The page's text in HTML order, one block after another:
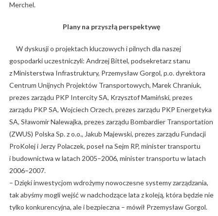
Merchel.
Plany na przyszłą perspektywę
W dyskusji o projektach kluczowych i pilnych dla naszej
gospodarki uczestniczyli: Andrzej Bittel, podsekretarz stanu
z Ministerstwa Infrastruktury, Przemysław Gorgol, p.o. dyrektora
Centrum Unijnych Projektów Transportowych, Marek Chraniuk,
prezes zarządu PKP Intercity SA, Krzysztof Mamiński, prezes
zarządu PKP SA, Wojciech Orzech, prezes zarządu PKP Energetyka
SA, Sławomir Nalewajka, prezes zarządu Bombardier Transportation
(ZWUS) Polska Sp. z o.o., Jakub Majewski, prezes zarządu Fundacji
ProKolej i Jerzy Polaczek, poseł na Sejm RP, minister transportu
i budownictwa w latach 2005–2006, minister transportu w latach
2006–2007.
– Dzięki inwestycjom wdrożymy nowoczesne systemy zarządzania,
tak abyśmy mogli wejść w nadchodzące lata z koleją, która będzie nie
tylko konkurencyjna, ale i bezpieczna – mówił Przemysław Gorgol.